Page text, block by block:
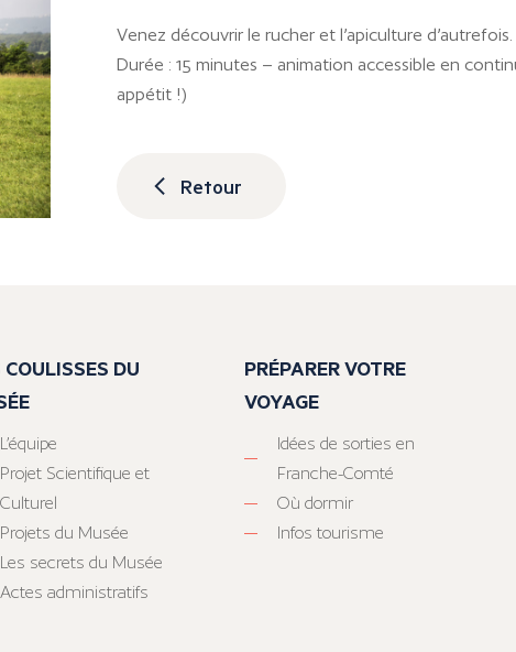
Venez découvrir le rucher et l’apiculture d’autrefois.
Durée : 15 minutes – animation accessible en
appétit !)
Retour
COULISSES DU
L’équipe
Projet Scientifique et
Culturel
Projets du Musée
Les secrets du Musée
Actes administratifs
PRÉPARER VOTRE
VOYAGE
Idées de sorties en
Franche-Comté
Où dormir
Infos tourisme